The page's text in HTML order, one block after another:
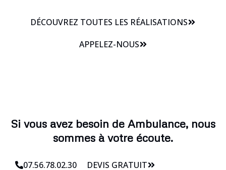
DÉCOUVREZ TOUTES LES RÉALISATIONS
APPELEZ-NOUS
Si vous avez besoin de Ambulance, nous
sommes à votre écoute.
07.56.78.02.30 DEVIS GRATUIT